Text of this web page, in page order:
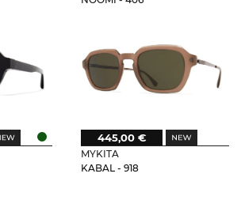
MYKITA
KABAL - 918
445,00 €